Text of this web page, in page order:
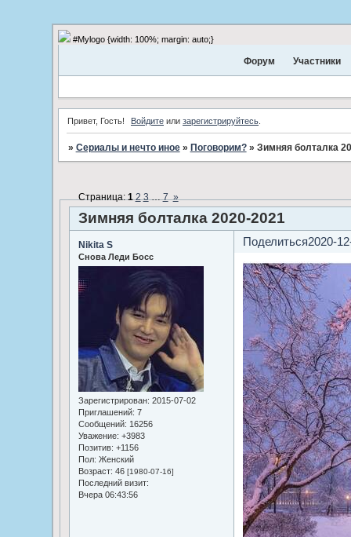
#Mylogo {width: 100%; margin: auto;}
Форум Участники
Привет, Гость! Войдите или зарегистрируйтесь
» Сериалы и нечто иное » Поговорим? » Зимняя болталка
Зимняя болталка 2020-2021
Страница:1 2 3 … 7 »
Поделиться2020-
Nikita S
Снова Леди Босс
Зарегистрирован: 2015-07-02
Приглашений: 7
Сообщений: 16256
Уважение: +3983
Позитив: +1156
Пол: Женский
Возраст: 46 [1980-07-16]
Последний визит:
Вчера 06:43:56